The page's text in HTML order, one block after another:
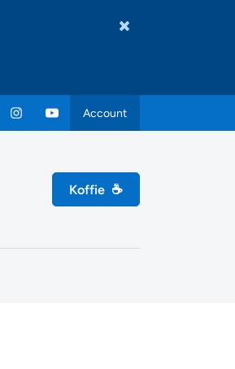
Account
Koffie ☕